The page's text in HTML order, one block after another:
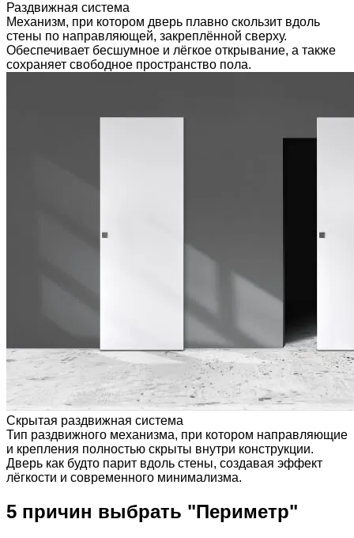
Раздвижная система
Механизм, при котором дверь плавно скользит вдоль
стены по направляющей, закреплённой сверху.
Обеспечивает бесшумное и лёгкое открывание, а также
сохраняет свободное пространство пола.
Скрытая раздвижная система
Тип раздвижного механизма, при котором направляющие
и крепления полностью скрыты внутри конструкции.
Дверь как будто парит вдоль стены, создавая эффект
лёгкости и современного минимализма.
5 причин выбрать "Периметр"